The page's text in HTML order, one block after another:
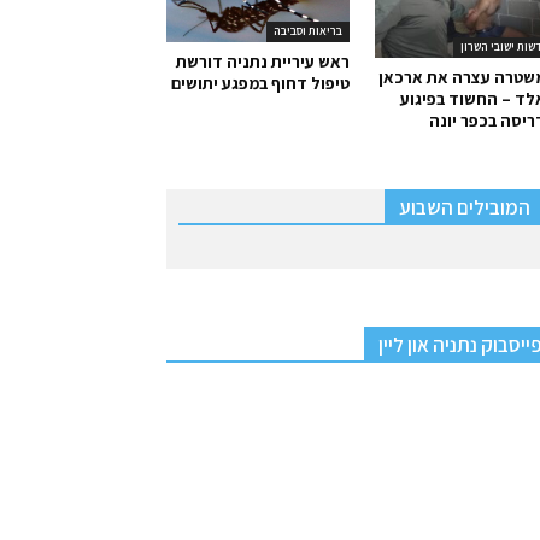
בריאות וסביבה
ראש עיריית נתניה דורשת
טיפול דחוף במפגע יתושים
ישובי השרון
עצרה את ארכאן
– החשוד בפיגוע
בכפר יונה
המובילים השבוע
פייסבוק נתניה און ליין